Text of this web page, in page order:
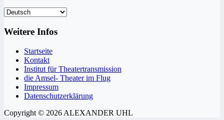
Weitere Infos
Startseite
Kontakt
Institut für Theatertransmission
die Amsel- Theater im Flug
Impressum
Datenschutzerklärung
Copyright © 2026 ALEXANDER UHL